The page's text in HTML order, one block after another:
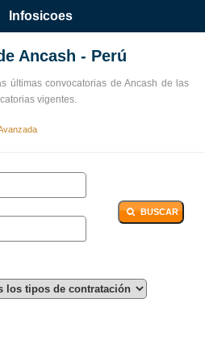
Infosicoes
Ancash - Perú
últimas convocatorias de Ancash de las
vigentes.
BUSCAR